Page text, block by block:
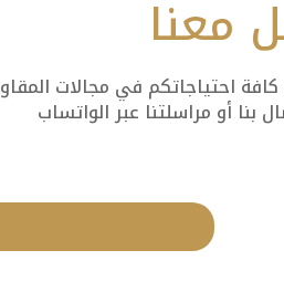
معنا
في مجالات
بنا أو مراسلتنا عبر الواتساب